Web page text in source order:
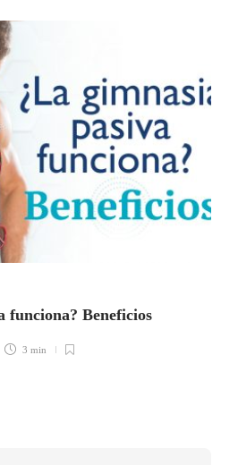
funciona? Beneficios
3 min